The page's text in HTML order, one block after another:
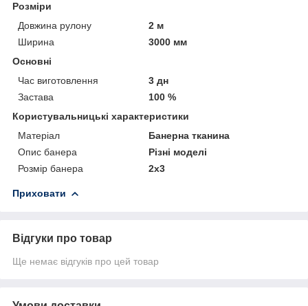
Розміри
Довжина рулону
2 м
Ширина
3000 мм
Основні
Час виготовлення
3 дн
Застава
100 %
Користувальницькі характеристики
Матеріал
Банерна тканина
Опис банера
Різні моделі
Розмір банера
2х3
Приховати
Відгуки про товар
Ще немає відгуків про цей товар